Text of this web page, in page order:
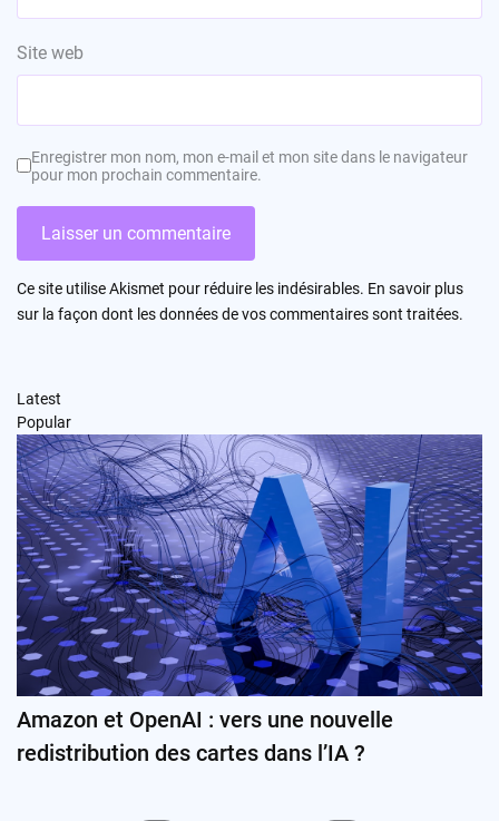
Site web
Enregistrer mon nom, mon e-mail et mon site dans le navigateur
pour mon prochain commentaire.
Ce site utilise Akismet pour réduire les indésirables. En savoir plus
sur la façon dont les données de vos commentaires sont traitées.
Latest
Popular
Amazon et OpenAI : vers une nouvelle
redistribution des cartes dans l’IA ?